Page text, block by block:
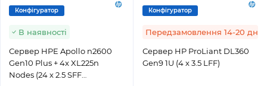
Конфігуратор
В наявності
Сервер HPE Apollo n2600
Gen10 Plus + 4x XL225n
Nodes (24 x 2.5 SFF
Конфігуратор
Передзамовлення 14-20 днів
Сервер HP ProLiant DL360
Gen9 1U (4 x 3.5 LFF)